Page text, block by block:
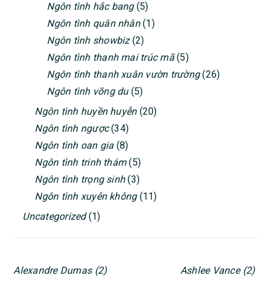
Ngôn tình hắc bang(5)
Ngôn tình quân nhân(1)
Ngôn tình showbiz(2)
Ngôn tình thanh mai trúc mã(5)
Ngôn tình thanh xuân vườn trường(26)
Ngôn tình võng du(5)
Ngôn tình huyền huyễn(20)
Ngôn tình ngược(34)
Ngôn tình oan gia (8)
Ngôn tình trinh thám(5)
Ngôn tình trọng sinh(3)
Ngôn tình xuyên không(11)
Uncategorized(1)
Alexandre Dumas (2) Ashlee Vance (2)